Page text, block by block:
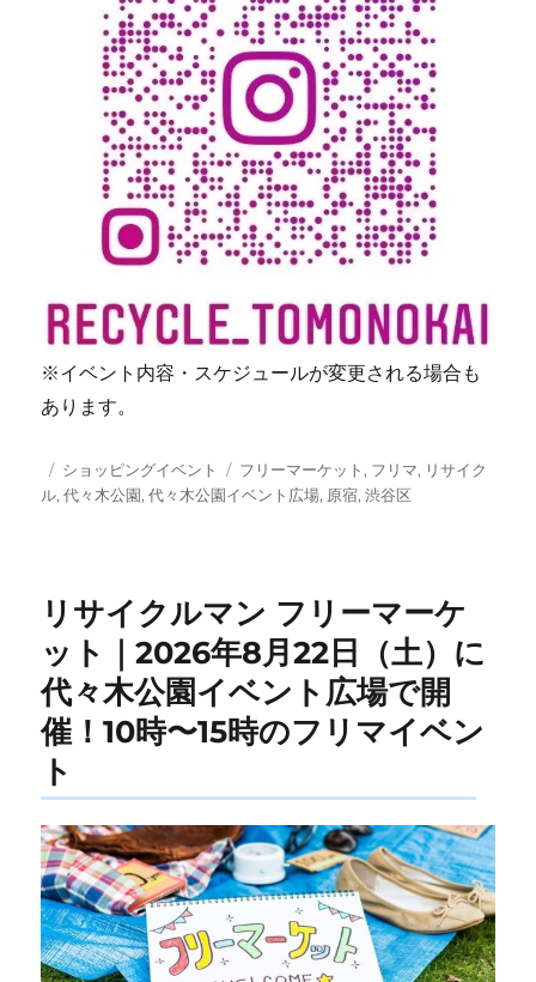
※イベント内容・スケジュールが変更される場合も
あります。
投
稿
カ
テ
ショッピングイベント
タ
グ
フリーマーケット , フリマ, リサイク
ル,代々木公園,代々木公園イベント広場, 原宿,渋谷区
リサイクルマン フリーマーケ
ット｜2026年8月22日（土）に
代々木公園イベント広場で開
催！10時〜15時のフリマイベン
ト